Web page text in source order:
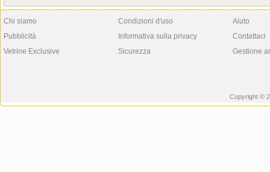
Chi siamo
Pubblicità
Vetrine Exclusive
Condizioni d'uso
Informativa sulla privacy
Sicurezza
Aiuto
Contattaci
Gestione
Copyright ©